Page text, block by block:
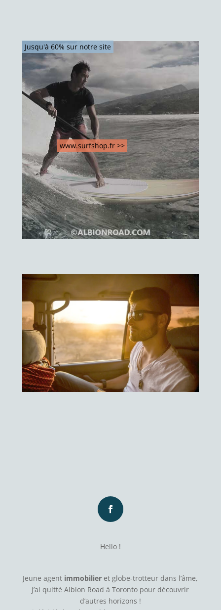
www.surfshop.fr >>
Jusqu'à 60% sur notre site
Hello !
Jeune agent immobilier et globe-trotteur dans l’âme,
j’ai quitté Albion Road à Toronto pour découvrir
d’autres horizons !